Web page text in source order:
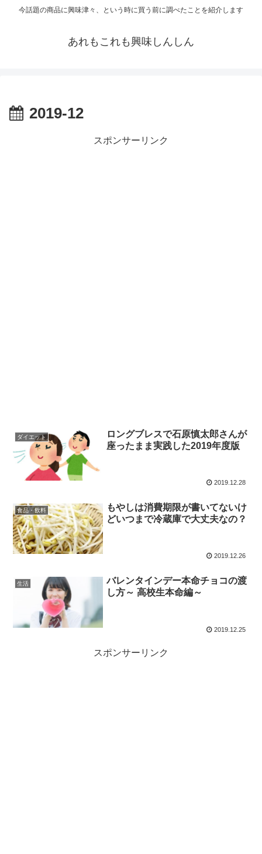
今話題の商品に興味津々、という時に買う前に調べたことを紹介します
あれもこれも興味しんしん
2019-12
スポンサーリンク
ダイエット
ロングブレスで石原慎太郎さんが
座ったまま実践した2019年度版
2019.12.28
食品・飲料
もやしは消費期限が書いてないけ
どいつまで冷蔵庫で大丈夫なの？
2019.12.26
生活
バレンタインデー本命チョコの渡
し方～ 高校生本命編～
2019.12.25
スポンサーリンク